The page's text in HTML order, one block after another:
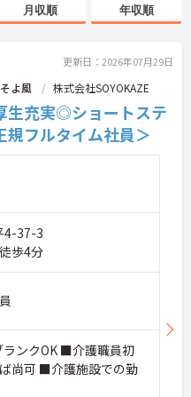
月収順 年収順
更新日：2026年07月29日
よ風 株式会社SOYOKAZE
生充実◎ショートステ
規フルタイム社員＞
4-37-3
歩4分
ンクOK ■介護職員初
尚可 ■介護施設での勤